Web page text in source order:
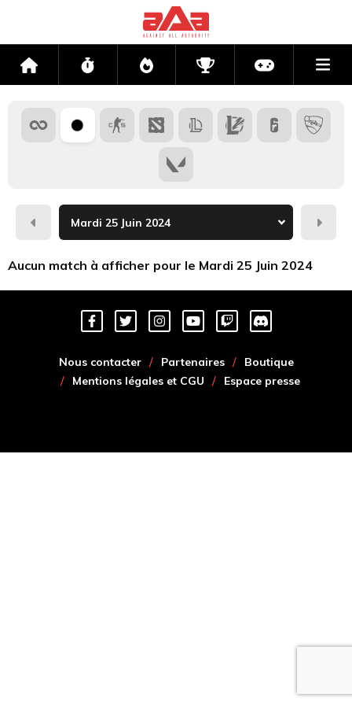
Accueil Flux Directs CompétitionsActu jeux
Hier
Aucun match à afficher pour le Mardi 25 Juin 2024
Nous contacter Partenaires
Boutique
Mentions légales et CGU
Espace presse